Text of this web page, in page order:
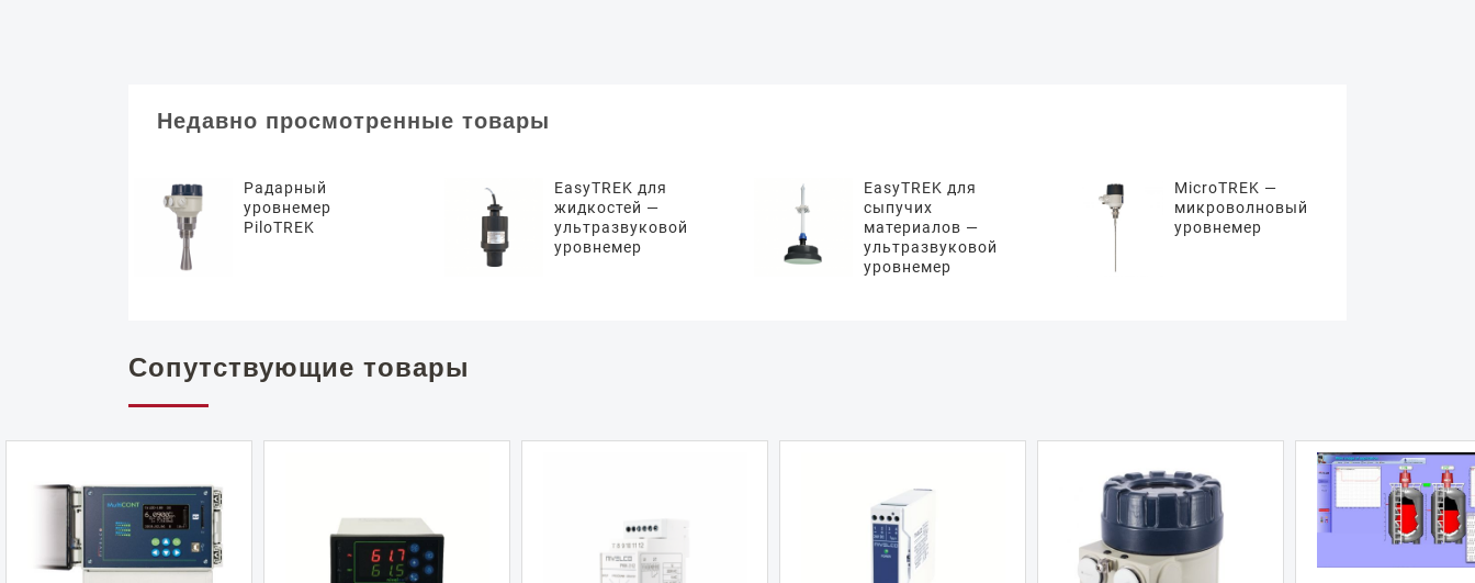
Недавно просмотренные товары
Радарный
уровнемер
PiloTREK
EasyTREK для
жидкостей —
ультразвуковой
уровнемер
EasyTREK для
сыпучих
материалов —
ультразвуковой
уровнемер
MicroTREK —
микроволновый
уровнемер
Сопутствующие товары